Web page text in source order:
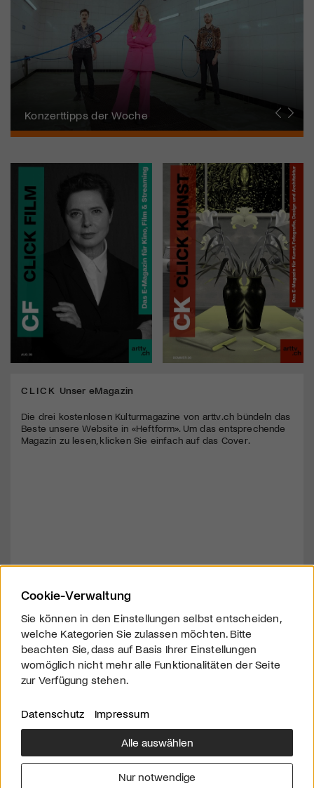
Alpentöne
Konzerttipps der Woche
Stanser Musiktage
FONDATION SUISA
Festival da Jazz
J.S. Bach-Stiftung
CLICK Unser eMagazin
Die drei kostenlosen Kulturmagazine von arttv.ch bündeln das
Beste unsere Website in «Heftform». Um das entsprechende
Magazin zu lesen, klicken Sie einfach auf das Cover.
Über uns
Downloads
Werben
Impressum
Cookie-Verwaltung
Sie können in den Einstellungen selbst entscheiden,
welche Kategorien Sie zulassen möchten. Bitte
beachten Sie, dass auf Basis Ihrer Einstellungen
womöglich nicht mehr alle Funktionalitäten der Seite
zur Verfügung stehen.
Datenschutz Impressum
Alle auswählen
Nur notwendige